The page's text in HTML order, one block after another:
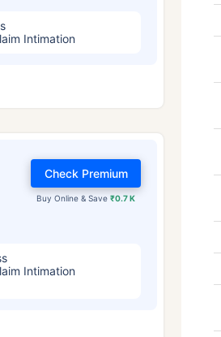
Intimation
Buy Online & Save₹0.7 K
Check Premium
Intimation